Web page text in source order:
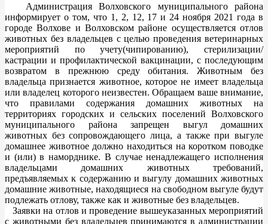
Администрация Волховского муниципального района
информирует о том, что 1, 2, 12, 17 и 24 ноября 2021 года в
городе Волхове и Волховском районе осуществляется отлов
животных без владельцев с целью проведения ветеринарных
мероприятий по учету(чипированию), стерилизации/
кастрации и профилактической вакцинации, с последующим
возвратом в прежнюю среду обитания. Животным без
владельца признается животное, которое не имеет владельца
или владелец которого неизвестен. Обращаем ваше внимание,
что правилами содержания домашних животных на
территориях городских и сельских поселений Волховского
муниципального района запрещен выгул домашних
животных без сопровождающего лица, а также при выгуле
домашнее животное должно находиться на коротком поводке
и (или) в наморднике. В случае ненадлежащего исполнения
владельцами домашних животных требований,
предъявляемых к содержанию и выгулу домашних животных
домашние животные, находящиеся на свободном выгуле будут
подлежать отлову, также как и животные без владельцев.
Заявки на отлов и проведение вышеуказанных мероприятий
с животными без владельцев принимаются в администрации